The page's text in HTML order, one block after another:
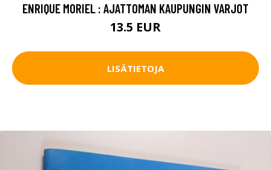
ENRIQUE MORIEL : AJATTOMAN KAUPUNGIN VARJOT
13.5 EUR
LISÄTIETOJA